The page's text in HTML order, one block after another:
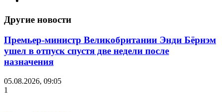
Другие новости
Премьер-министр Великобритании Энди Бёрнэм
ушел в отпуск спустя две недели после
назначения
05.08.2026, 09:05
1